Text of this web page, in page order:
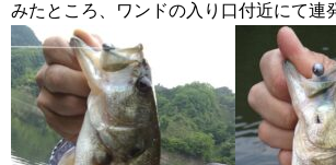
みたところ、ワンドの入り口付近にて連